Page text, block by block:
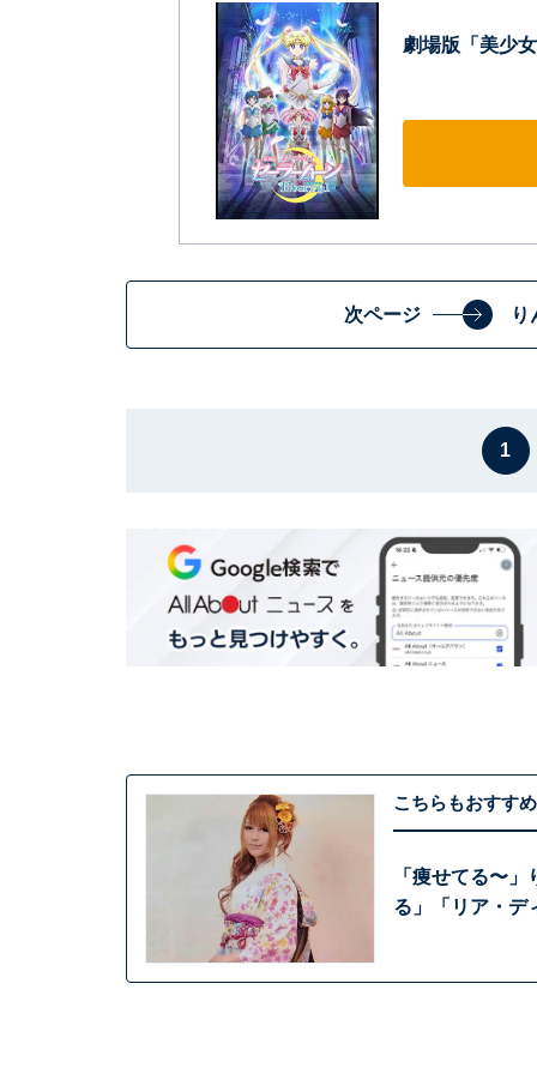
劇場版「美少
次ページ り
1
こちらもおすすめ
「痩せてる〜
る」「リア・デ